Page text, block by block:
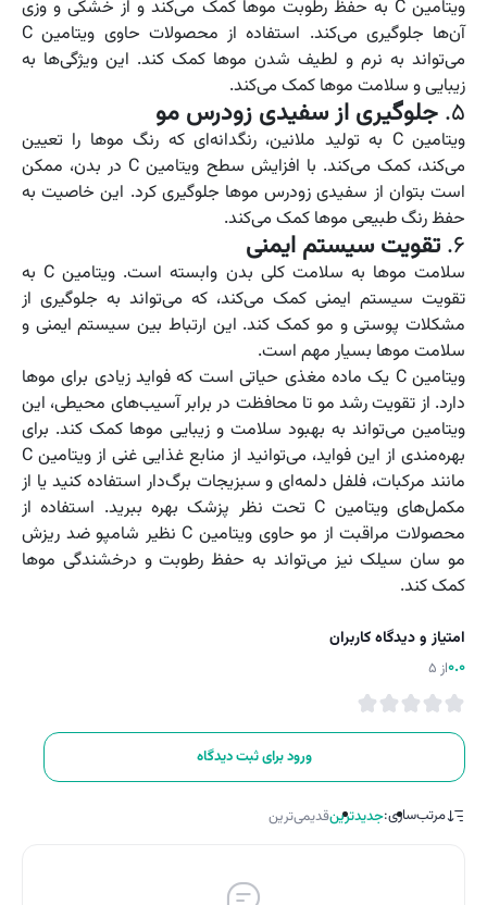
ویتامین C به حفظ رطوبت موها کمک می‌کند و از خشکی و وزی
آن‌ها جلوگیری می‌کند. استفاده از محصولات حاوی ویتامین C
می‌تواند به نرم و لطیف شدن موها کمک کند. این ویژگی‌ها به
زیبایی و سلامت موها کمک می‌کند.
5. جلوگیری از سفیدی زودرس مو
ویتامین C به تولید ملانین، رنگدانه‌ای که رنگ موها را تعیین
می‌کند، کمک می‌کند. با افزایش سطح ویتامین C در بدن، ممکن
است بتوان از سفیدی زودرس موها جلوگیری کرد. این خاصیت به
حفظ رنگ طبیعی موها کمک می‌کند.
6. تقویت سیستم ایمنی
سلامت موها به سلامت کلی بدن وابسته است. ویتامین C به
تقویت سیستم ایمنی کمک می‌کند، که می‌تواند به جلوگیری از
مشکلات پوستی و مو کمک کند. این ارتباط بین سیستم ایمنی و
سلامت موها بسیار مهم است.
ویتامین C یک ماده مغذی حیاتی است که فواید زیادی برای موها
دارد. از تقویت رشد مو تا محافظت در برابر آسیب‌های محیطی، این
ویتامین می‌تواند به بهبود سلامت و زیبایی موها کمک کند. برای
بهره‌مندی از این فواید، می‌توانید از منابع غذایی غنی از ویتامین C
مانند مرکبات، فلفل دلمه‌ای و سبزیجات برگ‌دار استفاده کنید یا از
مکمل‌های ویتامین C تحت نظر پزشک بهره ببرید. استفاده از
محصولات مراقبت از مو حاوی ویتامین C نظیر شامپو ضد ریزش
مو سان سیلک نیز می‌تواند به حفظ رطوبت و درخشندگی موها
کمک کند.
امتیاز و دیدگاه کاربران
0.0از 5
ورود برای ثبت دیدگاه
مرتب‌سازی:جدیدترینقدیمی‌ترین